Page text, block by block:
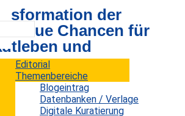
Editorial
Themenbereiche
Blogeintrag
Datenbanken / Verlage
Digitale Kuratierung
der
Neue Chancen für
und
Autor: Erwin König